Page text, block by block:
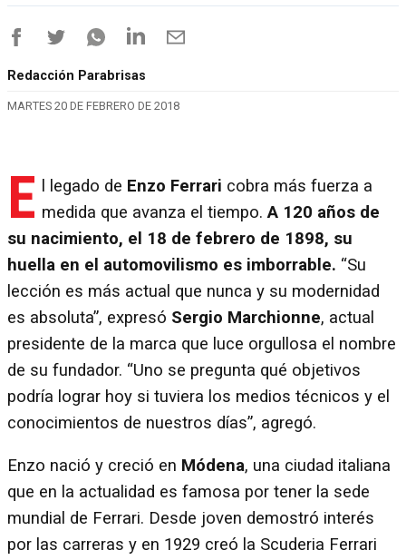
Redacción Parabrisas
MARTES 20 DE FEBRERO DE 2018
E l legado de Enzo Ferrari cobra más fuerza a
medida que avanza el tiempo.A 120 años de
su nacimiento, el 18 de febrero de 1898, su
huella en el automovilismo es imborrable. “Su
lección es más actual que nunca y su modernidad
es absoluta”, expresó Sergio Marchionne, actual
presidente de la marca que luce orgullosa el nombre
de su fundador. “Uno se pregunta qué objetivos
podría lograr hoy si tuviera los medios técnicos y el
conocimientos de nuestros días”, agregó.
Enzo nació y creció en Módena, una ciudad italiana
que en la actualidad es famosa por tener la sede
mundial de Ferrari. Desde joven demostró interés
por las carreras y en 1929 creó la Scuderia Ferrari